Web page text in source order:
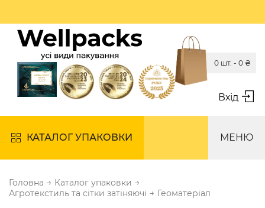
Вхід
0 шт. - 0 ₴
КАТАЛОГ УПАКОВКИ МЕНЮ
Головна → Каталог упаковки →
Агротекстиль та сітки затіняючі → Геоматеріал